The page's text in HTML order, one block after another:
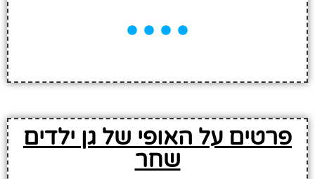
פרטים על האופי של גן ילדים
שחר